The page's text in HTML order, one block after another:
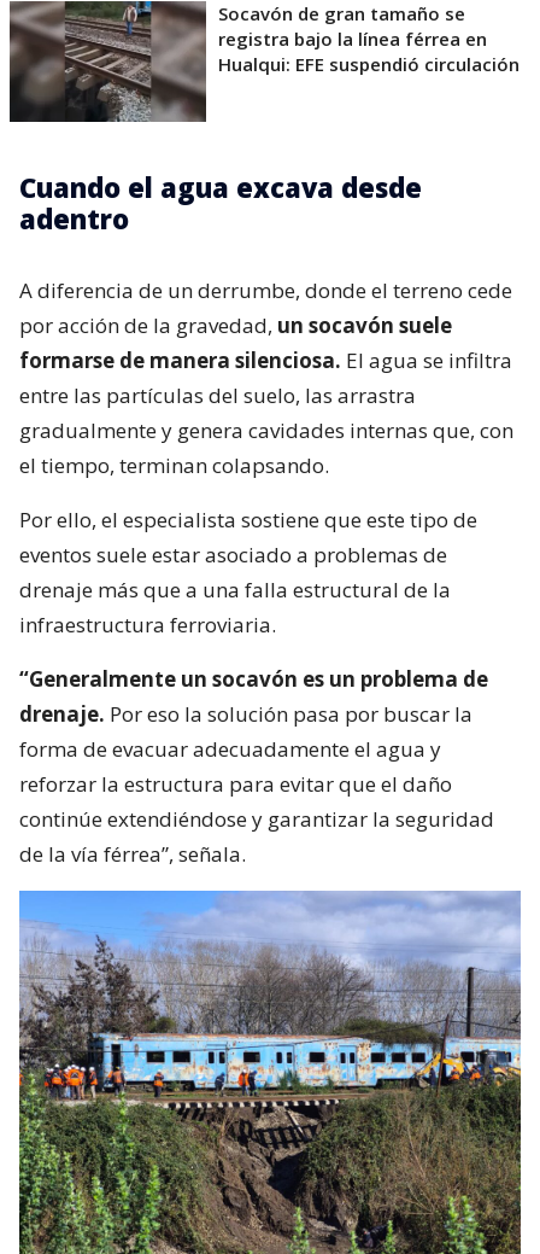
Socavón de gran tamaño se
registra bajo la línea férrea en
Hualqui: EFE suspendió circulación
Cuando el agua excava desde
adentro
A diferencia de un derrumbe, donde el terreno cede
por acción de la gravedad, un socavón suele
formarse de manera silenciosa. El agua se infiltra
entre las partículas del suelo, las arrastra
gradualmente y genera cavidades internas que, con
el tiempo, terminan colapsando.
Por ello, el especialista sostiene que este tipo de
eventos suele estar asociado a problemas de
drenaje más que a una falla estructural de la
infraestructura ferroviaria.
“Generalmente un socavón es un problema de
drenaje. Por eso la solución pasa por buscar la
forma de evacuar adecuadamente el agua y
reforzar la estructura para evitar que el daño
continúe extendiéndose y garantizar la seguridad
de la vía férrea”, señala.